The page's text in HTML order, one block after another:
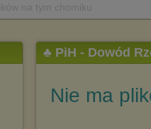
♣ PiH - Dowód
Nie ma